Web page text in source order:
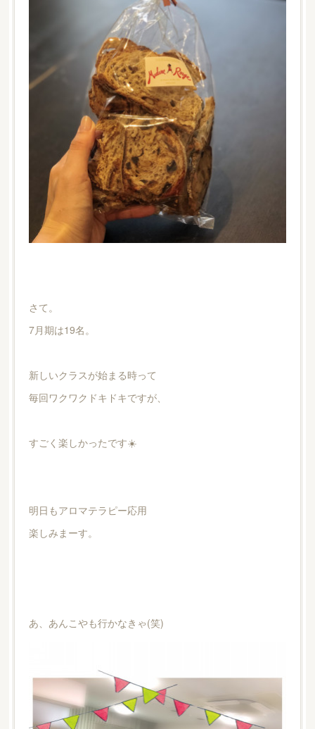
さて。
7月期は19名。
新しいクラスが始まる時って
毎回ワクワクドキドキですが、
すごく楽しかったです☀️
明日もアロマテラピー応用
楽しみまーす。
あ、あんこやも行かなきゃ(笑)